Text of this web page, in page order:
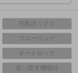
宅配ボックス
フローリング
オートロック
追い焚き機能付